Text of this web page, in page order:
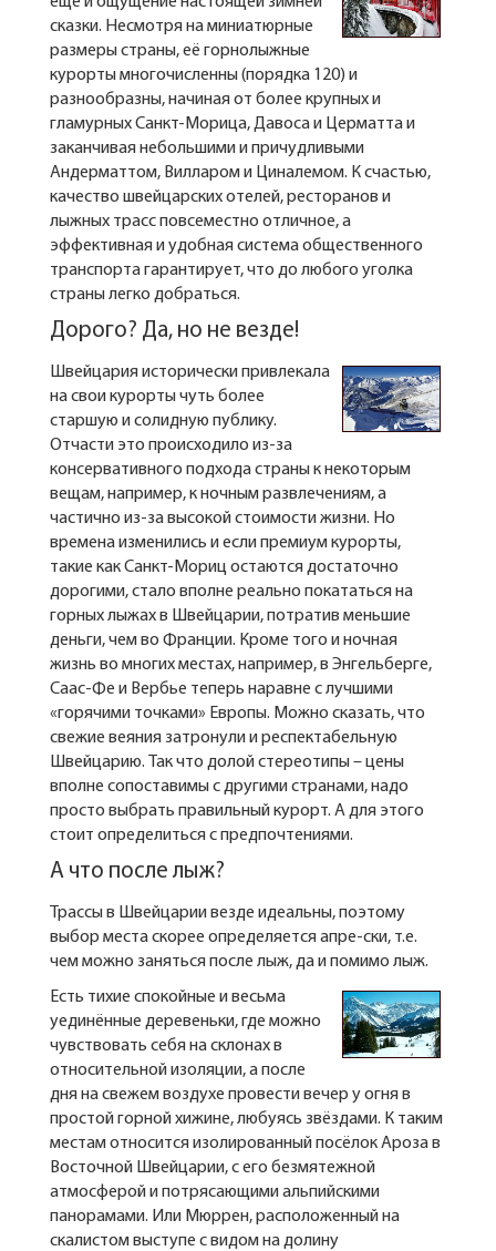
сказки. Несмотря на миниатюрные
размеры страны, её горнолыжные
курорты многочисленны (порядка 120) и
разнообразны, начиная от более крупных и
гламурных Санкт-Морица, Давоса и Церматта и
заканчивая небольшими и причудливыми
Андерматтом, Вилларом и Циналемом. К счастью,
качество швейцарских отелей, ресторанов и
лыжных трасс повсеместно отличное, а
эффективная и удобная система общественного
транспорта гарантирует, что до любого уголка
страны легко добраться.
Дорого? Да, но не везде!
Швейцария исторически привлекала
на свои курорты чуть более
старшую и солидную публику.
Отчасти это происходило из-за
консервативного подхода страны к некоторым
вещам, например, к ночным развлечениям, а
частично из-за высокой стоимости жизни. Но
времена изменились и если премиум курорты,
такие как Санкт-Мориц остаются достаточно
дорогими, стало вполне реально покататься на
горных лыжах в Швейцарии, потратив меньшие
деньги, чем во Франции. Кроме того и ночная
жизнь во многих местах, например, в Энгельберге,
Саас-Фе и Вербье теперь наравне с лучшими
«горячими точками» Европы. Можно сказать, что
свежие веяния затронули и респектабельную
Швейцарию. Так что долой стереотипы – цены
вполне сопоставимы с другими странами, надо
просто выбрать правильный курорт. А для этого
стоит определиться с предпочтениями.
А что после лыж?
Трассы в Швейцарии везде идеальны, поэтому
выбор места скорее определяется апре-ски, т.е.
чем можно заняться после лыж, да и помимо лыж.
Есть тихие спокойные и весьма
уединённые деревеньки, где можно
чувствовать себя на склонах в
относительной изоляции, а после
дня на свежем воздухе провести вечер у огня в
простой горной хижине, любуясь звёздами. К таким
местам относится изолированный посёлок Ароза в
Восточной Швейцарии, с его безмятежной
атмосферой и потрясающими альпийскими
панорамами. Или Мюррен, расположенный на
скалистом выступе с видом на долину